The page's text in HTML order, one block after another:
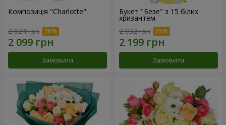
Композиція "Charlotte"
2 624 грн
Замовити
Букет "Безе" з 15 білих
хризантем
2 932 грн
Замовити